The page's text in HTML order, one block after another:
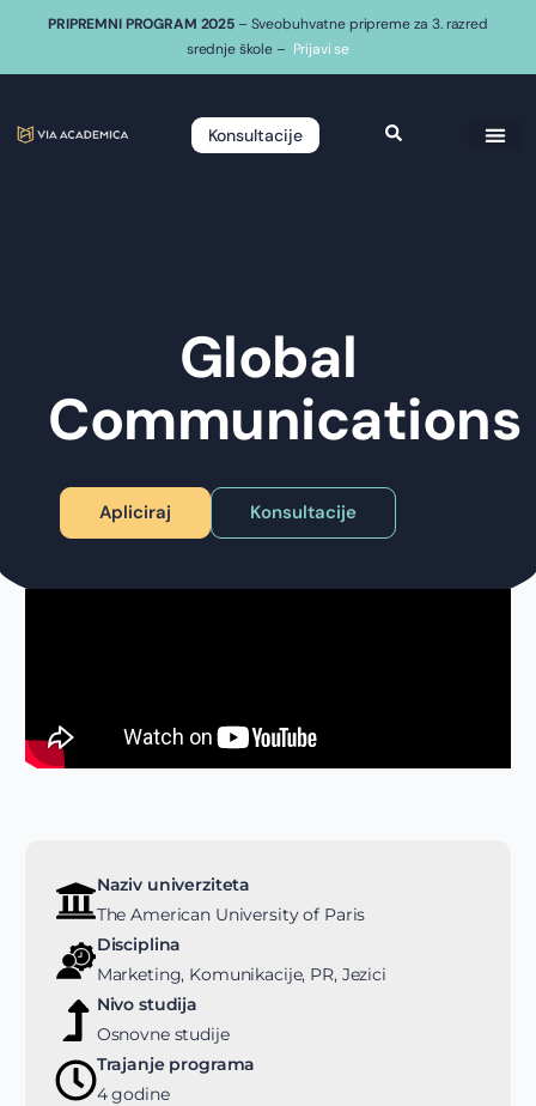
PRIPREMNI PROGRAM 2025 – Sveobuhvatne pripreme za 3. razred
srednje škole – Prijavi se
Konsultacije
Global
Communications
Apliciraj Konsultacije
Naziv univerziteta
The American University of Paris
Disciplina
Marketing, Komunikacije, PR, Jezici
Nivo studija
Osnovne studije
Trajanje programa
4 godine